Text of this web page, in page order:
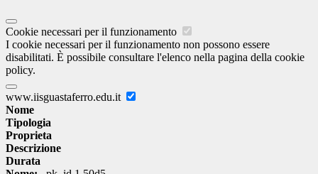
Cookie necessari per il funzionamento
I cookie necessari per il funzionamento non possono essere
disabilitati. È possibile consultare l'elenco nella pagina della cookie
policy.
www.iisguastaferro.edu.it
Nome
Tipologia
Proprieta
Descrizione
Durata